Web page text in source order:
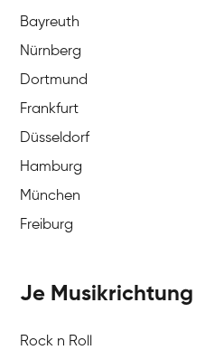
Bayreuth
Nürnberg
Dortmund
Frankfurt
Düsseldorf
Hamburg
München
Freiburg
Je Musikrichtung
Rock n Roll